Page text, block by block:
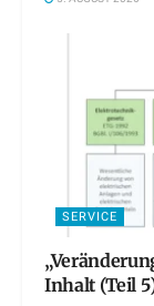
SERVICE
Inhalt (Teil